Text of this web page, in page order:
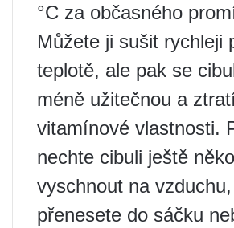
°C za občasného
Můžete ji sušit rychleji
teplotě, ale pak se
méně užitečnou a
vitamínové vlastnosti.
nechte cibuli ještě
vyschnout na
přenesete do sáčku